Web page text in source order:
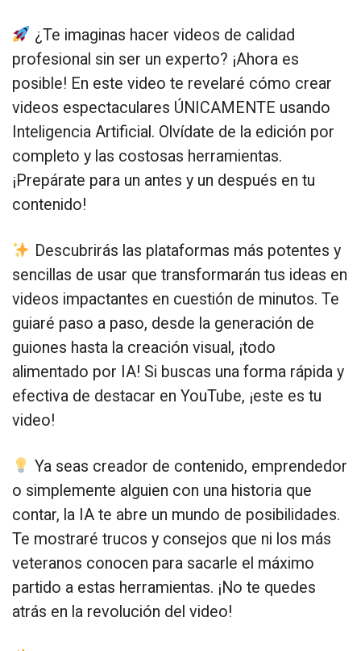
¿Te imaginas hacer videos de calidad
profesional sin ser un experto? ¡Ahora es
posible! En este video te revelaré cómo crear
videos espectaculares ÚNICAMENTE usando
Inteligencia Artificial. Olvídate de la edición por
completo y las costosas herramientas.
¡Prepárate para un antes y un después en tu
contenido!
Descubrirás las plataformas más potentes y
sencillas de usar que transformarán tus ideas en
videos impactantes en cuestión de minutos. Te
guiaré paso a paso, desde la generación de
guiones hasta la creación visual, ¡todo
alimentado por IA! Si buscas una forma rápida y
efectiva de destacar en YouTube, ¡este es tu
video!
Ya seas creador de contenido, emprendedor
o simplemente alguien con una historia que
contar, la IA te abre un mundo de posibilidades.
Te mostraré trucos y consejos que ni los más
veteranos conocen para sacarle el máximo
partido a estas herramientas. ¡No te quedes
atrás en la revolución del video!